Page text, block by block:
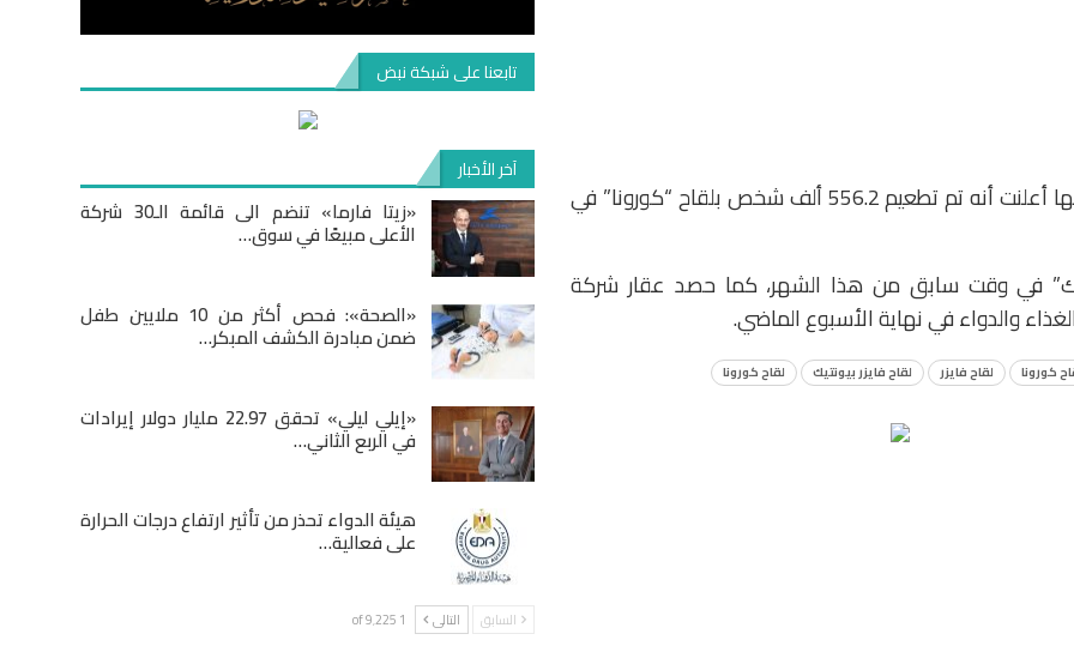
وكانت المراكز الأمريكية لمكافحة الأمراض والوقاية منها أعلنت أنه تم تطعيم 556.2 ألف شخص بلقاح “كورونا” في
في وقت سابق من هذا الشهر، كما حصد عقار شركة
والدواء في نهاية الأسبوع الماضي.
كورونا لقاح فايزر لقاح فايزر بيونتيك لقاح كورونا
تابعنا على شبكة نبض
آخر الأخبار
«زيتا فارما» تنضم الى قائمة الـ30 شركة
الأعلى مبيعًا في سوق…
«الصحة»: فحص أكثر من 10 ملايين طفل
ضمن مبادرة الكشف المبكر…
«إيلي ليلي» تحقق 22.97 مليار دولار إيرادات
في الربع الثاني…
هيئة الدواء تحذر من تأثير ارتفاع درجات الحرارة
على فعالية…
السابق التالى 1 of 9٬225